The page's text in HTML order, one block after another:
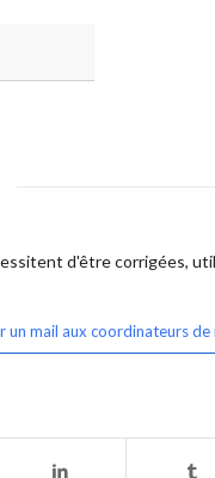
d'être corrigées,
un mail aux coordinateurs de